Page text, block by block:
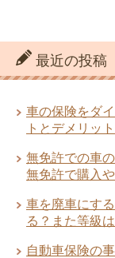
最近の投稿
車の保険をダ
トとデメリッ
無免許での車
無免許で購入
車を廃車にす
る？また等級
自動車保険の